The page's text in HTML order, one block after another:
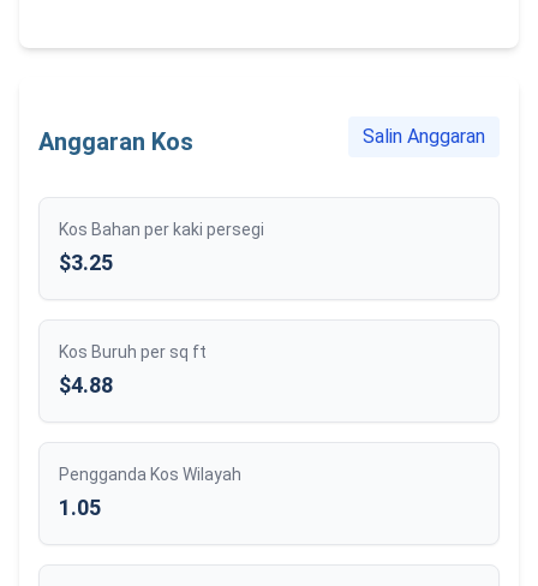
Anggaran Kos Salin Anggaran
Kos Bahan per kaki persegi
$3.25
Kos Buruh per sq ft
$4.88
Pengganda Kos Wilayah
1.05